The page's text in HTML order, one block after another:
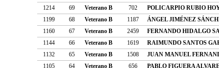
1214
69 Veterano B 702
POLICARPIO RUBIO
1199
68 Veterano B 1187
ÁNGEL JIMÉNEZ
1160
67 Veterano B 2459
FERNANDO HIDALGO
1144
66 Veterano B 1619
RAIMUNDO SANTOS
1132
65 Veterano B 1508
JUAN MANUEL
1105
64 Veterano B 656
PABLO FIGUERA